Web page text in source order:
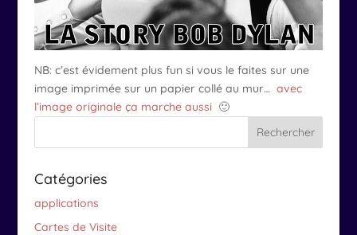
NB: c’est évidement plus fun si vous le faites sur une
image imprimée sur un papier collé au mur… avec
l’image originale ça marche aussi 🙂
Catégories
applications
Cartes de Visite